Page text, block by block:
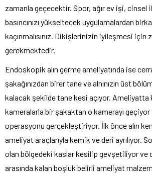
zamanla geçecektir. Spor, ağır ev işi, cinsel
basıncınızı yükseltecek uygulamalardan
kaçınmalısınız. Dikişlerinizin iyileşmesi için
gerekmektedir.
Endoskopik alın germe ameliyatında ise
şakağınızdan birer tane ve alnınızın üst
kalacak şekilde tane kesi açıyor. Ameliyatta
kameralarla bir şakaktan o kamerayı geçiyor
operasyonu gerçekleştiriyor. İlk önce alın
ameliyat araçlarıyla kemik ve deri ayrılıyor.
olan bölgedeki kaslar kesilip gevşetiliyor ve
arasında kalan boşluk belirli ameliyat